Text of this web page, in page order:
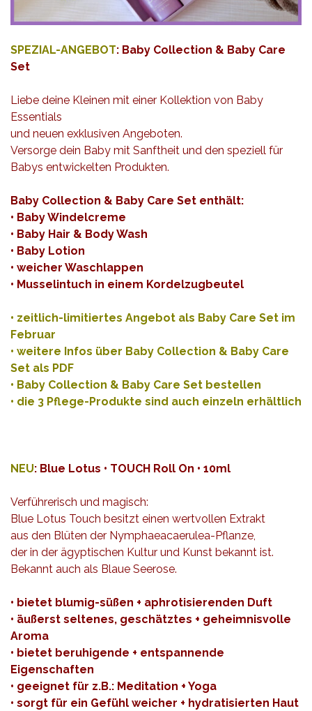
SPEZIAL-ANGEBOT: Baby Collection & Baby Care
Set
Liebe deine Kleinen mit einer Kollektion von Baby
Essentials
und neuen exklusiven Angeboten.
Versorge dein Baby mit Sanftheit und den speziell für
Babys entwickelten Produkten.
Baby Collection & Baby Care Set enthält:
• Baby Windelcreme
• Baby Hair & Body Wash
• Baby Lotion
• weicher Waschlappen
• Musselintuch in einem Kordelzugbeutel
• zeitlich-limitiertes Angebot als Baby Care Set im
Februar
• weitere Infos über Baby Collection & Baby Care
Set als PDF
• Baby Collection & Baby Care Set bestellen
• die 3 Pflege-Produkte sind auch einzeln erhältlich
NEU: Blue Lotus • TOUCH Roll On • 10ml
Verführerisch und magisch:
Blue Lotus Touch besitzt einen wertvollen Extrakt
aus den Blüten der Nymphaeacaerulea-Pflanze,
der in der ägyptischen Kultur und Kunst bekannt ist.
Bekannt auch als Blaue Seerose.
• bietet blumig-süßen + aphrotisierenden Duft
• äußerst seltenes, geschätztes + geheimnisvolle
Aroma
• bietet beruhigende + entspannende
Eigenschaften
• geeignet für z.B.: Meditation + Yoga
• sorgt für ein Gefühl weicher + hydratisierten Haut